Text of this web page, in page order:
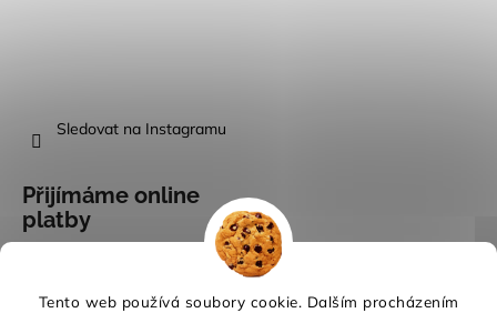
Tento web používá soubory cookie. Dalším procházením
Sledovat na Instagramu
Přijímáme online
platby